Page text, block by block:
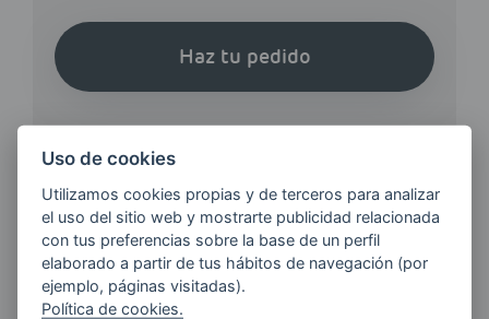
Haz tu pedido
¿QUIERES ESTAR AL DÍA DE
LAS
ÚLTIMAS NOVEDADES?
Uso de cookies
Utilizamos cookies propias y de terceros para analizar
el uso del sitio web y mostrarte publicidad relacionada
con tus preferencias sobre la base de un perfil
elaborado a partir de tus hábitos de navegación (por
ejemplo, páginas visitadas).
Política de cookies.